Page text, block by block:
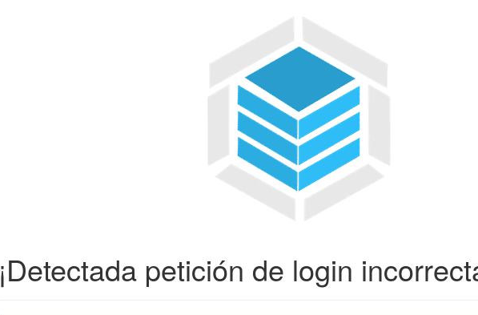
¡Detectada petición de login